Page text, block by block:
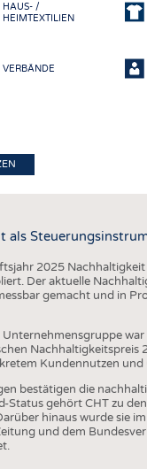
HAUS- /
HEIMTEXTILIEN
VERBÄNDE
als
2025
Der aktuelle
gemacht und in
Kundennutzen
bestätigen die
Status gehört CHT zu
hinaus wurde sie
und dem